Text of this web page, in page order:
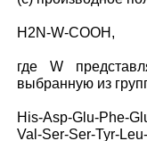
H2N-W-COOH,
где W
выбранную из
His-Asp-Glu-Phe-
Val-Ser-Ser-Tyr-